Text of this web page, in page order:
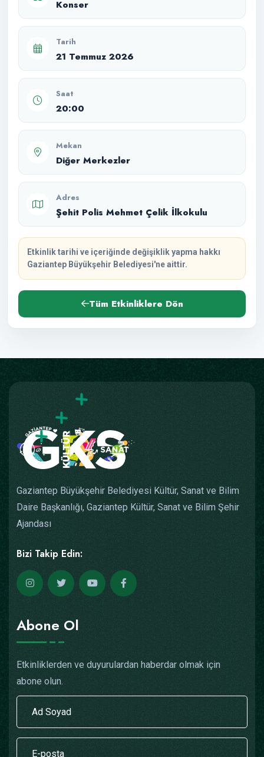
Konser
Tarih
21 Temmuz 2026
Saat
20:00
Mekan
Diğer Merkezler
Adres
Şehit Polis Mehmet Çelik İlkokulu
Etkinlik tarihi ve içeriğinde değişiklik yapma hakkı
Gaziantep Büyükşehir Belediyesi'ne aittir.
Tüm Etkinliklere Dön
Gaziantep Büyükşehir Belediyesi Kültür, Sanat ve Bilim
Daire Başkanlığı, Gaziantep Kültür, Sanat ve Bilim Şehir
Ajandası
Bizi Takip Edin:
Abone Ol
Etkinliklerden ve duyurulardan haberdar olmak için
abone olun.